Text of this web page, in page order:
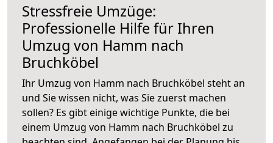
Stressfreie Umzüge:
Professionelle Hilfe für Ihren
Umzug von Hamm nach
Bruchköbel
Ihr Umzug von Hamm nach Bruchköbel steht an
und Sie wissen nicht, was Sie zuerst machen
sollen? Es gibt einige wichtige Punkte, die bei
einem Umzug von Hamm nach Bruchköbel zu